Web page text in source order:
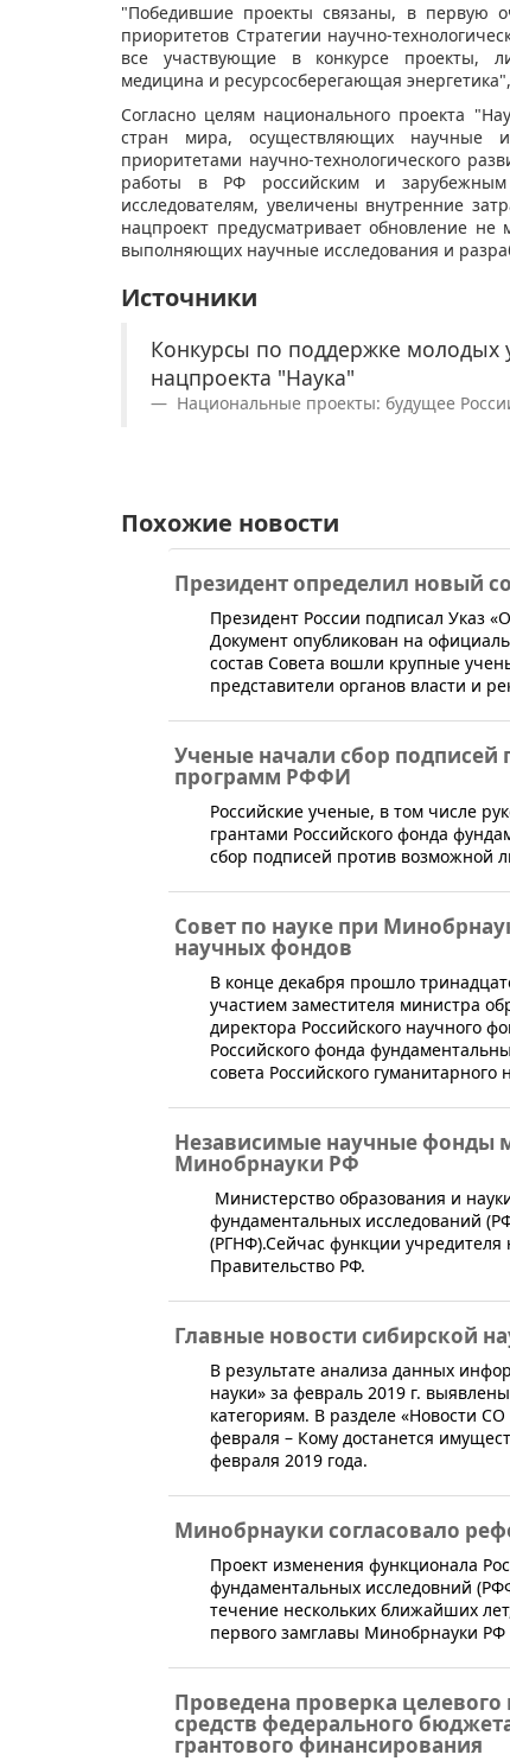
"Победившие проекты связаны, в первую
приоритетов Стратегии научно-
все участвующие в конкурсе проекты,
медицина и ресурсосберегающая
Согласно целям национального проекта
стран мира, осуществляющих научные
приоритетами научно-технологического
работы в РФ российским и
исследователям, увеличены внутренние
нацпроект предусматривает обновление
выполняющих научные исследования и
Источники
Конкурсы по поддержке молодых
нацпроекта "Наука"
Национальные проекты: будущее
Похожие новости
Президент определил новый
​Президент России подписал Указ
Документ опубликован на
состав Совета вошли крупные
представители органов власти и
Ученые начали сбор
программ РФФИ
​Российские ученые, в том числе
грантами Российского фонда
сбор подписей против возможной
Совет по науке при
научных фондов
В конце декабря прошло
участием заместителя министра
директора Российского научного
Российского фонда
совета Российского
Независимые научные фонды
Минобрнауки РФ
Министерство образования и
фундаментальных исследований
(РГНФ).Сейчас функции учредителя
Правительство РФ.
Главные новости сибирской
В результате анализа данных
науки» за февраль 2019 г.
категориям. В разделе «Новости
февраля – Кому достанется
февраля 2019 года.
Минобрнауки согласовало
​Проект изменения функционала
фундаментальных исследовний
течение нескольких ближайших
первого замглавы Минобрнауки РФ
Проведена проверка
средств федерального
грантового финансирования